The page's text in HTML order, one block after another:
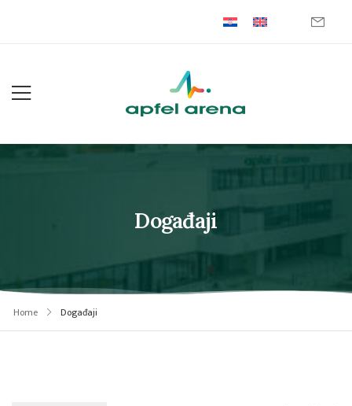
Događaji
Home Događaji